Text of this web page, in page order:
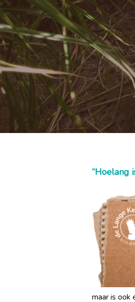
“Hoelang
maar is ook